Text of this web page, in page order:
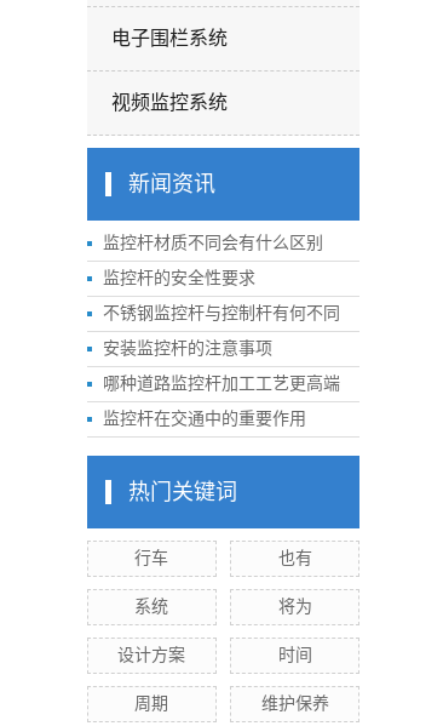
电子围栏系统
视频监控系统
新闻资讯
监控杆材质不同会有什么区别
监控杆的安全性要求
不锈钢监控杆与控制杆有何不同
安装监控杆的注意事项
哪种道路监控杆加工工艺更高端
监控杆在交通中的重要作用
热门关键词
行车 也有
系统 将为
设计方案 时间
周期 维护保养